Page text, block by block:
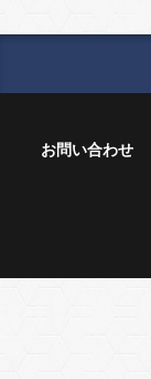
お問い合わせ